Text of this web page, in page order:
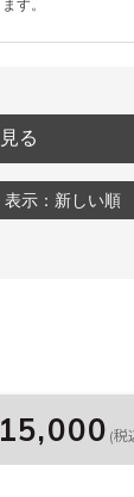
(税
す。
る
表示：新しい順